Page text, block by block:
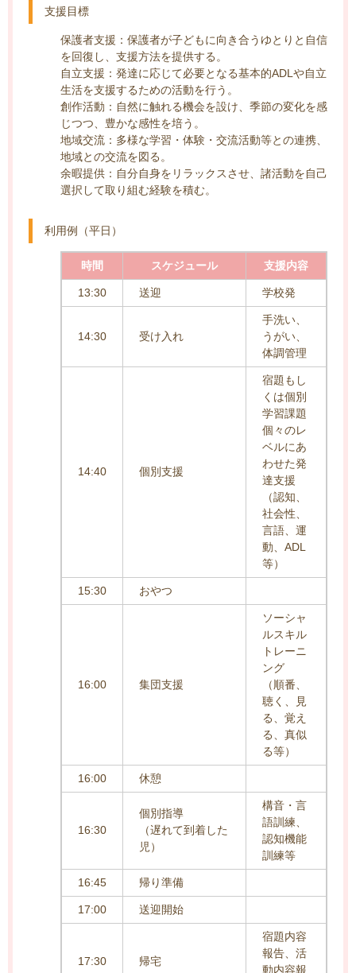
支援目標
保護者支援：保護者が子どもに向き合うゆとりと自信
を回復し、支援方法を提供する。
自立支援：発達に応じて必要となる基本的ADLや自立
生活を支援するための活動を行う。
創作活動：自然に触れる機会を設け、季節の変化を感
じつつ、豊かな感性を培う。
地域交流：多様な学習・体験・交流活動等との連携、
地域との交流を図る。
余暇提供：自分自身をリラックスさせ、諸活動を自己
選択して取り組む経験を積む。
利用例（平日）
時間 スケジュール 支援内容
13:30 送迎 学校発
14:30 受け入れ
手洗い、
うがい、
体調管理
14:40 個別支援
宿題もし
くは個別
学習課題
個々のレ
ベルにあ
わせた発
達支援
（認知、
社会性、
言語、運
動、ADL
等）
15:30 おやつ
16:00 集団支援
ソーシャ
ルスキル
トレーニ
ング
（順番、
聴く、見
る、覚え
る、真似
る等）
16:00 休憩
16:30
個別指導
（遅れて到着した
児）
構音・言
語訓練、
認知機能
訓練等
16:45 帰り準備
17:00 送迎開始
17:30 帰宅
宿題内容
報告、活
動内容報